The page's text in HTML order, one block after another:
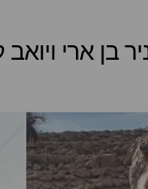
בן ארי ויואב